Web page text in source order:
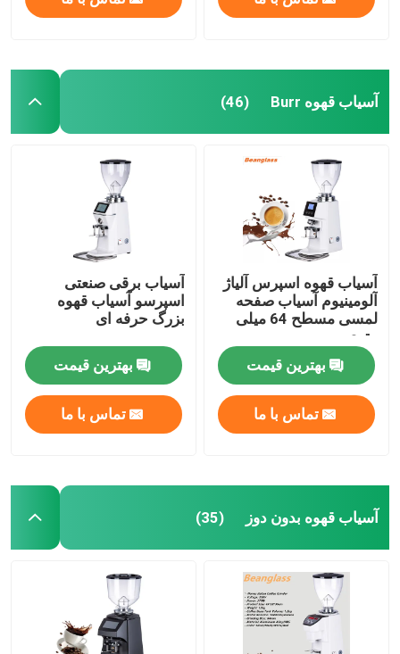
آسیاب قهوه Burr (46)
آسیاب قهوه اسپرس آلیاژ
آلومینیوم آسیاب صفحه
لمسی مسطح 64 میلی
متری
بهترین قیمت
تماس با ما
آسیاب برقی صنعتی
اسپرسو آسیاب قهوه
بزرگ حرفه ای
بهترین قیمت
تماس با ما
آسیاب قهوه بدون دوز (35)